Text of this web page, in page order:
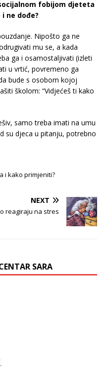
fobijom djeteta
ne dođe?
Nipošto ga ne
mu se, a kada
ga i osamostaljivati (izleti
u vrtić, povremeno ga
bude s osobom kojoj
školom: “Vidjećeš ti kako
samo treba imati na umu
su djeca u pitanju, potrebno
i kako primjeniti?
NEXT
reagiraju na stres
SARA